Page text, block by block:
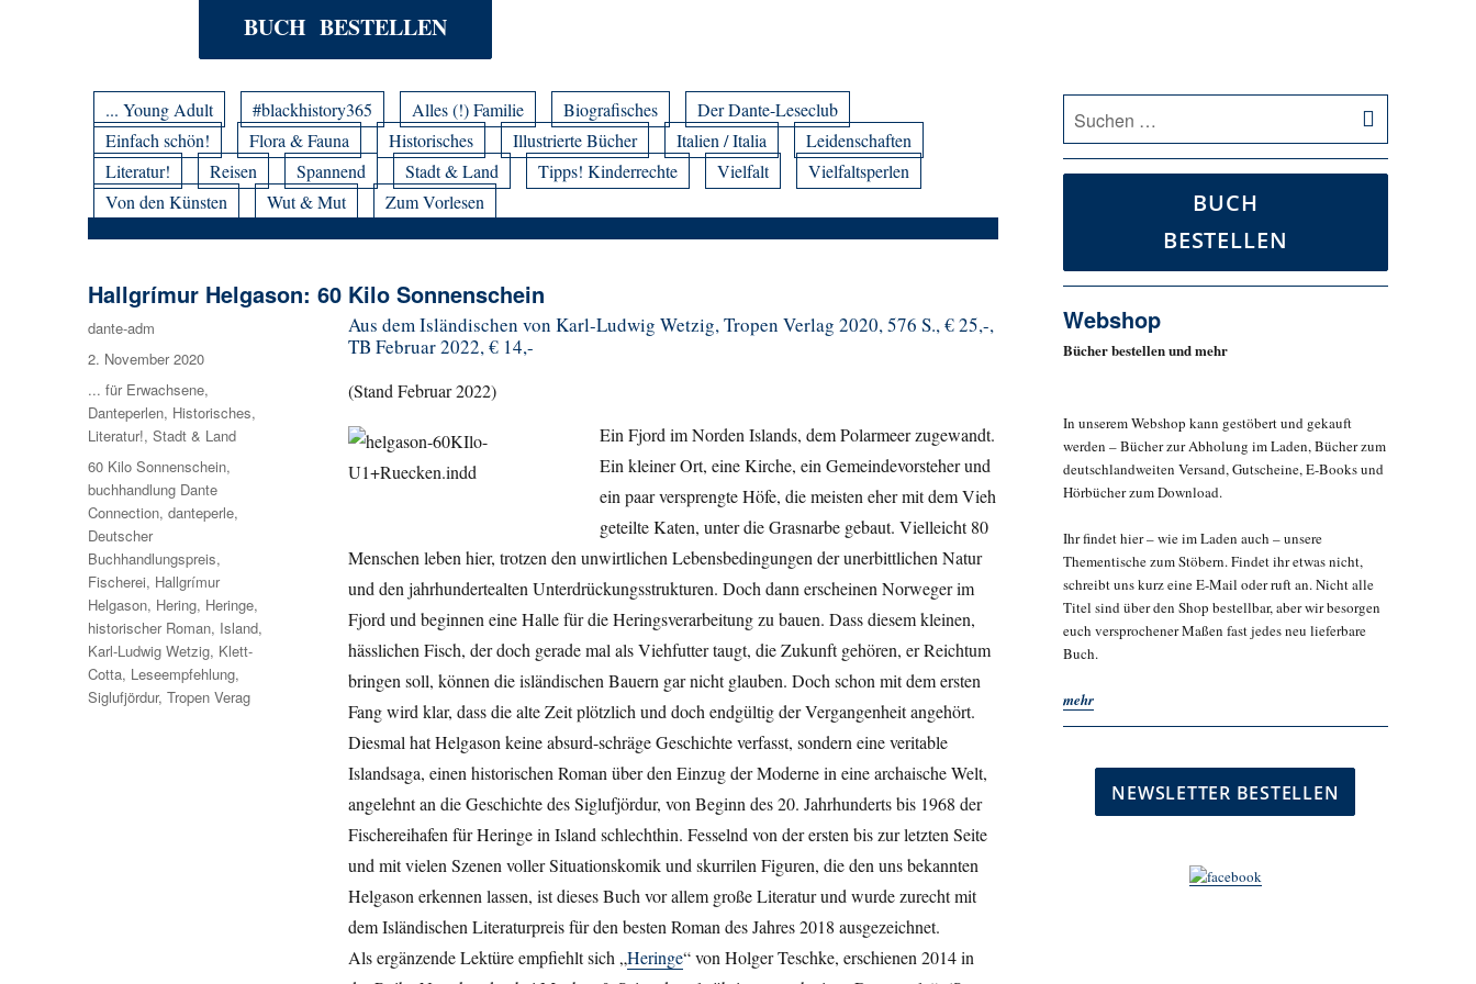
BUCH BESTELLEN
... Young Adult #blackhistory365 Alles (!) Familie Biografisches
Der Dante-Leseclub
Einfach schön!
Flora & Fauna Historisches Illustrierte Bücher Italien / Italia
Leidenschaften
Literatur!
Reisen Spannend Stadt & Land Tipps! Kinderrechte Vielfalt
Vielfaltsperlen
Von den Künsten
Wut & Mut Zum Vorlesen
Hallgrímur Helgason: 60 Kilo Sonnenschein
Aus dem Isländischen von Karl-Ludwig Wetzig, Tropen Verlag 2020, 576 S., € 25,-,
TB Februar 2022, € 14,-
(Stand Februar 2022)
Ein Fjord im Norden Islands, dem Polarmeer zugewandt.
Ein kleiner Ort, eine Kirche, ein Gemeindevorsteher und
ein paar versprengte Höfe, die meisten eher mit dem Vieh
geteilte Katen, unter die Grasnarbe gebaut. Vielleicht 80
Menschen leben hier, trotzen den unwirtlichen Lebensbedingungen der unerbittlichen Natur
und den jahrhundertealten Unterdrückungsstrukturen. Doch dann erscheinen Norweger im
Fjord und beginnen eine Halle für die Heringsverarbeitung zu bauen. Dass diesem kleinen,
hässlichen Fisch, der doch gerade mal als Viehfutter taugt, die Zukunft gehören, er Reichtum
bringen soll, können die isländischen Bauern gar nicht glauben. Doch schon mit dem ersten
Fang wird klar, dass die alte Zeit plötzlich und doch endgültig der Vergangenheit angehört.
Diesmal hat Helgason keine absurd-schräge Geschichte verfasst, sondern eine veritable
Islandsaga, einen historischen Roman über den Einzug der Moderne in eine archaische Welt,
angelehnt an die Geschichte des Siglufjördur, von Beginn des 20. Jahrhunderts bis 1968 der
Fischereihafen für Heringe in Island schlechthin. Fesselnd von der ersten bis zur letzten Seite
und mit vielen Szenen voller Situationskomik und skurrilen Figuren, die den uns bekannten
Helgason erkennen lassen, ist dieses Buch vor allem große Literatur und wurde zurecht mit
dem Isländischen Literaturpreis für den besten Roman des Jahres 2018 ausgezeichnet.
Als ergänzende Lektüre empfiehlt sich „Heringe“ von Holger Teschke, erschienen 2014 in
Autor
dante-adm
Veröffentlicht
am
2. November 2020
Kategorien
... für Erwachsene,
Danteperlen, Historisches,
Literatur!,Stadt & Land
Schlagwörter
60 Kilo Sonnenschein,
buchhandlung Dante
Connection,danteperle,
Deutscher
Buchhandlungspreis,
Fischerei, Hallgrímur
Helgason, Hering, Heringe,
historischer Roman, Island,
Karl-Ludwig Wetzig, Klett-
Cotta, Leseempfehlung,
Siglufjördur,Tropen Verag
nach:
BUCH
BESTELLEN
Webshop
Bücher bestellen und mehr
In unserem Webshop kann gestöbert und gekauft
werden – Bücher zur Abholung im Laden, Bücher zum
deutschlandweiten Versand, Gutscheine, E-Books und
Hörbücher zum Download.
Ihr findet hier – wie im Laden auch – unsere
Thementische zum Stöbern. Findet ihr etwas nicht,
schreibt uns kurz eine E-Mail oder ruft an. Nicht alle
Titel sind über den Shop bestellbar, aber wir besorgen
euch versprochener Maßen fast jedes neu lieferbare
Buch.
mehr